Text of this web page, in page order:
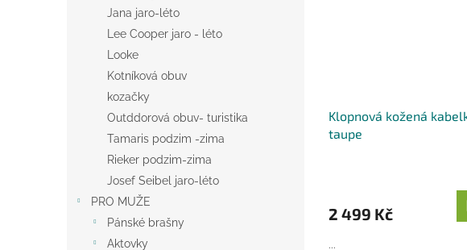
Jana jaro-léto
Lee Cooper jaro - léto
Looke
Kotníková obuv
kozačky
Outddorová obuv- turistika
Tamaris podzim -zima
Rieker podzim-zima
Josef Seibel jaro-léto
PRO MUŽE
Pánské brašny
Aktovky
Klopnová kožená
taupe
2 499 Kč
...